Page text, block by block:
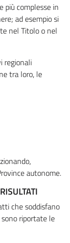
più complesse in
ad esempio si
nel Titolo o nel
regionali
tra loro, le
autonome.
che soddisfano
riportate le